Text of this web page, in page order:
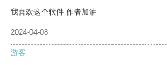
我喜欢这个软件 作者加油
2024-04-08
游客